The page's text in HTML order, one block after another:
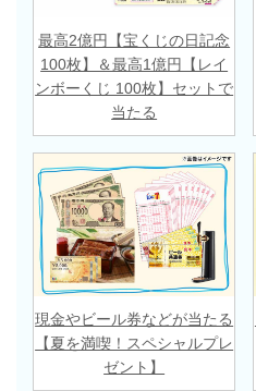
最高2億円【宝くじの日記念
100枚】＆最高1億円【レイ
ンボーくじ 100枚】セットで
当たる
現金やビール券などが当たる
【夏を満喫！スペシャルプレ
ゼント】